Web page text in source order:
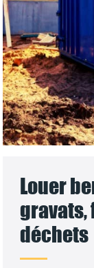
Louer
déchets